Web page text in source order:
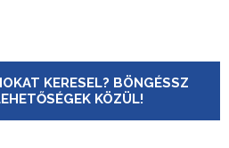
KERESEL? BÖNGÉSSZ
KÖZÜL!